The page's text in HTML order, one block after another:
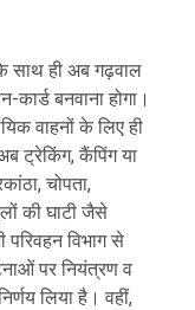
साथ ही अब गढ़वाल
बनवाना होगा।
वाहनों के लिए ही
ट्रेकिंग, कैंपिंग या
चोपता,
की घाटी जैसे
विभाग से
पर नियंत्रण व
लिया है। वहीं,